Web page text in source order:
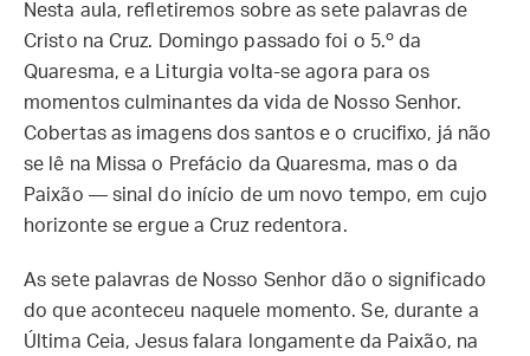
Nesta aula, refletiremos sobre as sete palavras de
Cristo na Cruz. Domingo passado foi o 5.º da
Quaresma, e a Liturgia volta-se agora para os
momentos culminantes da vida de Nosso Senhor.
Cobertas as imagens dos santos e o crucifixo, já não
se lê na Missa o Prefácio da Quaresma, mas o da
Paixão — sinal do início de um novo tempo, em cujo
horizonte se ergue a Cruz redentora.
As sete palavras de Nosso Senhor dão o significado
do que aconteceu naquele momento. Se, durante a
Última Ceia, Jesus falara longamente da Paixão, na